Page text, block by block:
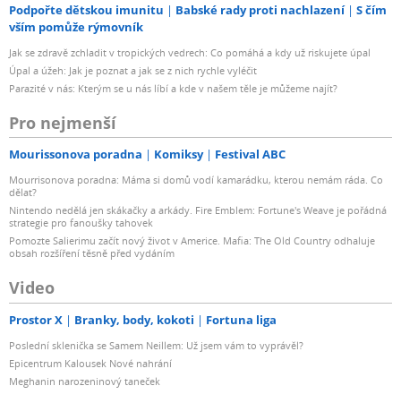
Podpořte dětskou imunitu Babské rady proti nachlazení
S čím
vším pomůže rýmovník
Jak se zdravě zchladit v tropických vedrech: Co pomáhá a kdy už riskujete úpal
Úpal a úžeh: Jak je poznat a jak se z nich rychle vyléčit
Parazité v nás: Kterým se u nás líbí a kde v našem těle je můžeme najít?
Pro nejmenší
Mourissonova poradna Komiksy Festival ABC
Mourrisonova poradna: Máma si domů vodí kamarádku, kterou nemám ráda. Co
dělat?
Nintendo nedělá jen skákačky a arkády. Fire Emblem: Fortune's Weave je pořádná
strategie pro fanoušky tahovek
Pomozte Salierimu začít nový život v Americe. Mafia: The Old Country odhaluje
obsah rozšíření těsně před vydáním
Video
Prostor X Branky, body, kokoti Fortuna liga
Poslední sklenička se Samem Neillem: Už jsem vám to vyprávěl?
Epicentrum Kalousek Nové nahrání
Meghanin narozeninový taneček